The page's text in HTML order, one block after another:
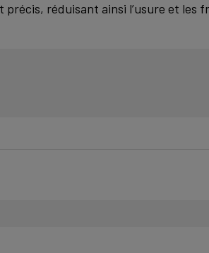
réduisant ainsi l’usure et les